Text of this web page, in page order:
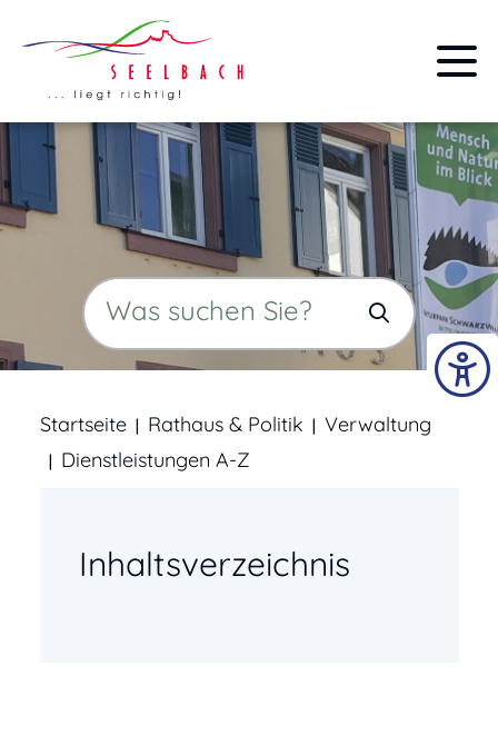
Startseite Rathaus & Politik
Verwaltung
Dienstleistungen A-Z
Inhaltsverzeichnis